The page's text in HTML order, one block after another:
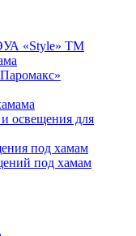
«Style» ТМ
освещения для
под хамам
под хамам